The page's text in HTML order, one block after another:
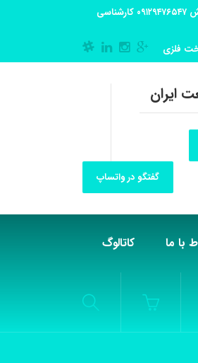
آدرس کارگاه تولیدی: تهران-شهریار کوی گلستان پلاک 55 آدرس فروشگاه:تهران شهر قدس شهرک فرزان بلوار معلم پلاک 56 شماره تماس کارگاه ۰۲۱_۴۶۸۳۵۱۸۸ تماس با مدیر فروش ۰۹۱۲۹۴۷۶۵۴۷ کارشناسی
فلزی
ایران
گفتگو در واتساپ
با ما کاتالوگ